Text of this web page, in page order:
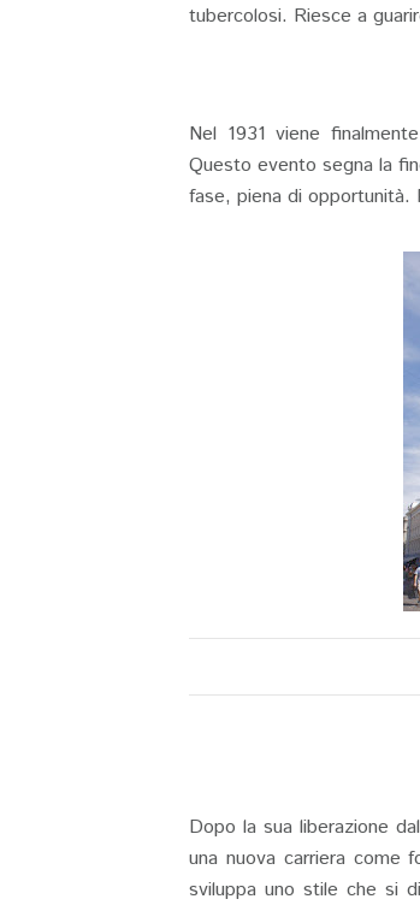
tubercolosi. Riesce a
Nel 1931 viene
Questo evento segna la
fase, piena di opportunità.
Dopo la sua liberazione
una nuova carriera come
sviluppa uno stile che si